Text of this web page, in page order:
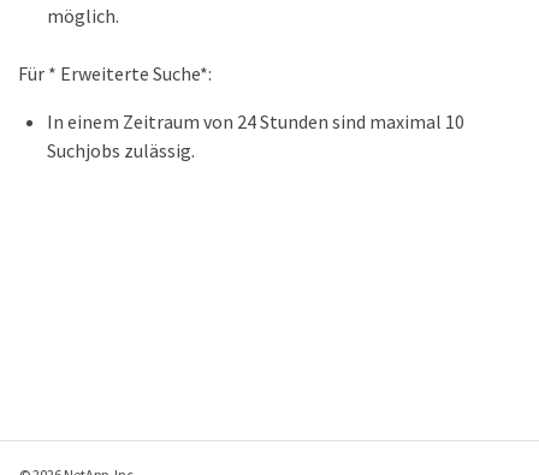
möglich.
Für * Erweiterte Suche*:
In einem Zeitraum von 24 Stunden sind maximal 10
Suchjobs zulässig.